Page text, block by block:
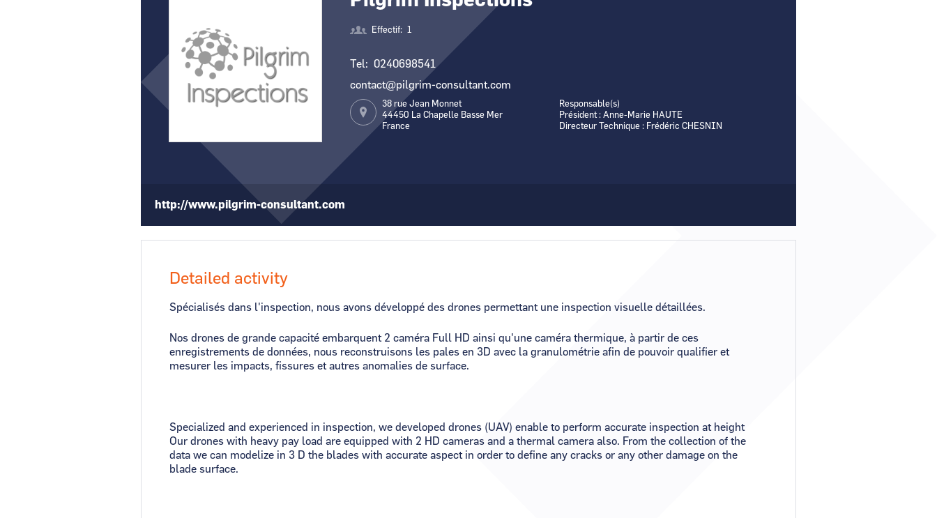
CCI Business
Pays de la Loire
Effectif 1
Tel
0240698541
contact@pilgrim-consultant.com
38 rue Jean Monnet
44450 La Chapelle Basse Mer
France
Responsable(s)
Président : Anne-Marie HAUTE
Directeur Technique : Frédéric CHESNIN
http://www.pilgrim-consultant.com
Detailed activity
Spécialisés dans l'inspection, nous avons développé des drones permettant une inspection visuelle détaillées.
Nos drones de grande capacité embarquent 2 caméra Full HD ainsi qu'une caméra thermique, à partir de ces
enregistrements de données, nous reconstruisons les pales en 3D avec la granulométrie afin de pouvoir qualifier et
mesurer les impacts, fissures et autres anomalies de surface.
Specialized and experienced in inspection, we developed drones (UAV) enable to perform accurate inspection at height
Our drones with heavy pay load are equipped with 2 HD cameras and a thermal camera also. From the collection of the
data we can modelize in 3 D the blades with accurate aspect in order to define any cracks or any other damage on the
blade surface.